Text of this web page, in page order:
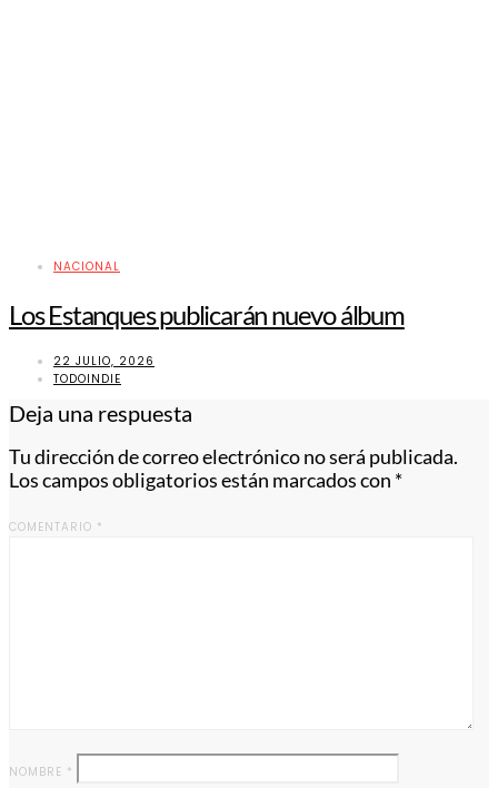
NACIONAL
Los Estanques publicarán nuevo álbum
22 JULIO, 2026
TODOINDIE
Deja una respuesta
Tu dirección de correo electrónico no será publicada.
Los campos obligatorios están marcados con *
COMENTARIO *
NOMBRE *